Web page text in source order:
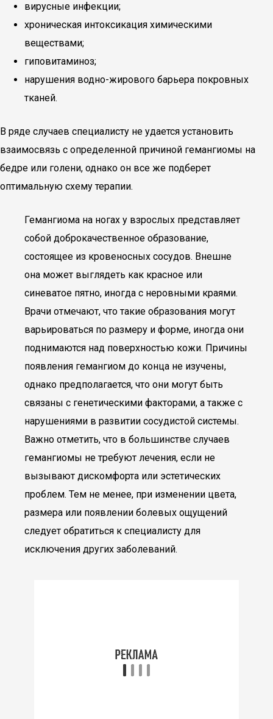
вирусные инфекции;
хроническая интоксикация химическими
веществами;
гиповитаминоз;
нарушения водно-жирового барьера покровных
тканей.
В ряде случаев специалисту не удается установить
взаимосвязь с определенной причиной гемангиомы на
бедре или голени, однако он все же подберет
оптимальную схему терапии.
Гемангиома на ногах у взрослых представляет
собой доброкачественное образование,
состоящее из кровеносных сосудов. Внешне
она может выглядеть как красное или
синеватое пятно, иногда с неровными краями.
Врачи отмечают, что такие образования могут
варьироваться по размеру и форме, иногда они
поднимаются над поверхностью кожи. Причины
появления гемангиом до конца не изучены,
однако предполагается, что они могут быть
связаны с генетическими факторами, а также с
нарушениями в развитии сосудистой системы.
Важно отметить, что в большинстве случаев
гемангиомы не требуют лечения, если не
вызывают дискомфорта или эстетических
проблем. Тем не менее, при изменении цвета,
размера или появлении болевых ощущений
следует обратиться к специалисту для
исключения других заболеваний.